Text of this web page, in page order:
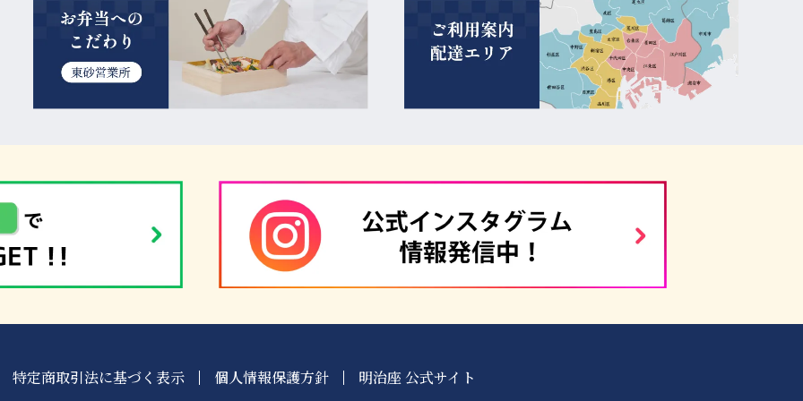
特定商取引法に基づく表示 個人情報保護方針 明治座 公式サイト